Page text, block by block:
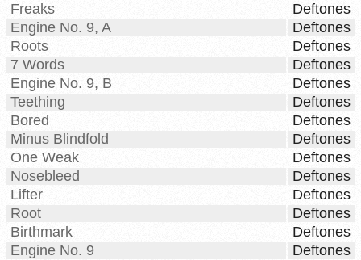
Freaks
Deftones
Engine No. 9, A
Deftones
Roots
Deftones
7 Words
Deftones
Engine No. 9, B
Deftones
Teething
Deftones
Bored
Deftones
Minus Blindfold
Deftones
One Weak
Deftones
Nosebleed
Deftones
Lifter
Deftones
Root
Deftones
Birthmark
Deftones
Engine No. 9
Deftones